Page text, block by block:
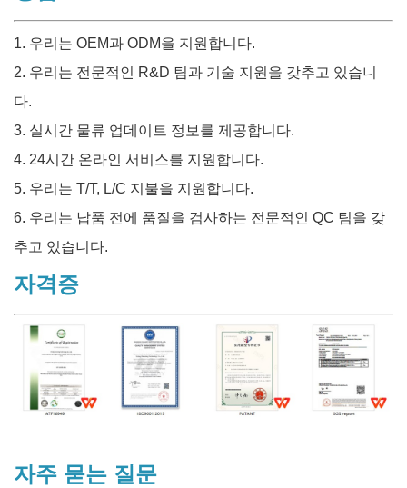
1. 우리는 OEM과 ODM을 지원합니다.
2. 우리는 전문적인 R&D 팀과 기술 지원을 갖추고 있습니
다.
3. 실시간 물류 업데이트 정보를 제공합니다.
4. 24시간 온라인 서비스를 지원합니다.
5. 우리는 T/T, L/C 지불을 지원합니다.
6. 우리는 납품 전에 품질을 검사하는 전문적인 QC 팀을 갖
추고 있습니다.
자격증
자주 묻는 질문